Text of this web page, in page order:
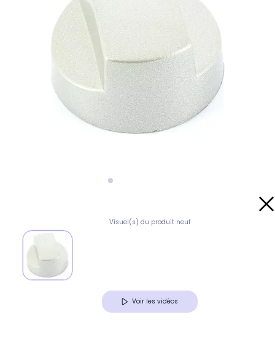
Visuel(s) du produit neuf
Voir les vidéos